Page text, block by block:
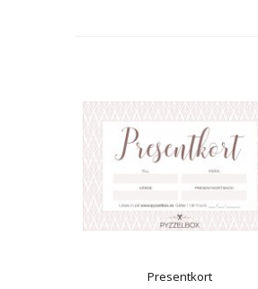
Presentkort